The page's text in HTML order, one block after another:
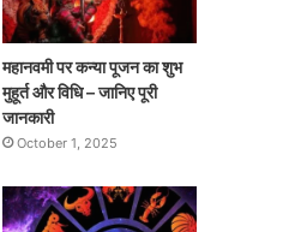
महानवमी पर कन्या पूजन का शुभ
मुहूर्त और विधि – जानिए पूरी
जानकारी
October 1, 2025